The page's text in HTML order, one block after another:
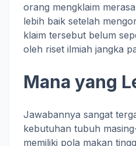
orang mengklaim
lebih baik setelah
klaim tersebut belum
oleh riset ilmiah jangka
Mana yang
Jawabannya sangat
kebutuhan tubuh
memiliki pola makan